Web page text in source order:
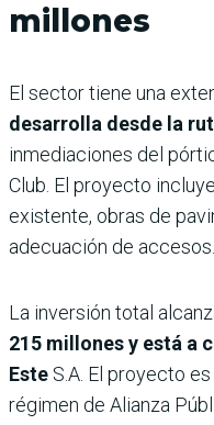
millones
El sector tiene una
desarrolla desde la
inmediaciones del
Club. El proyecto
existente, obras de
adecuación de accesos.
La inversión total
215 millones y está a
Este S.A. El proyecto
régimen de Alianza